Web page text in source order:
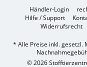
Händler-Login
Hilfe / Support
Widerrufsrecht
* Alle Preise inkl. gesetzl.
© 2026